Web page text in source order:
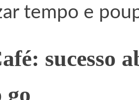
tempo e
sucesso
go